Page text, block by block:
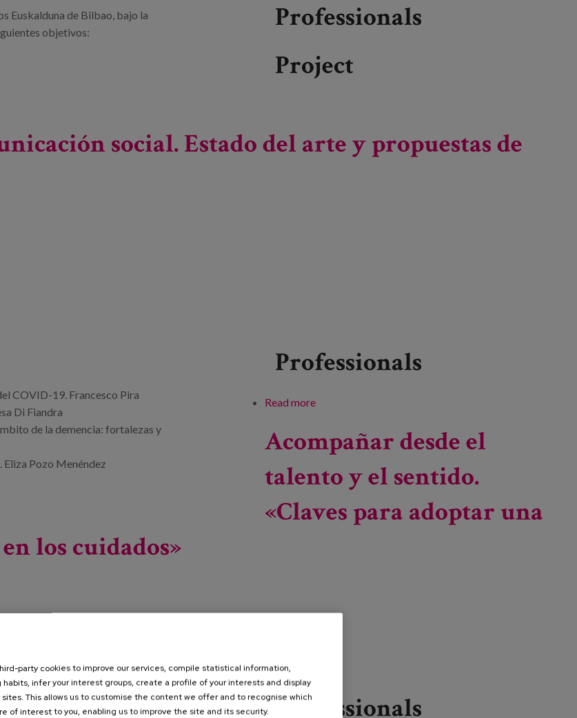
Euskalduna de Bilbao, bajo la
objetivos:
Professionals
Project
social. Estado del arte y propuestas de
COVID-19. Francesco Pira
Di Fiandra
de la demencia: fortalezas y
Eliza Pozo Menéndez
Professionals
Read more
Acompañar desde el
talento y el sentido.
«Claves para adoptar una
los cuidados»
KA2 en el que se ha desarrollado un kit de
Professionals
party cookies to improve our services, compile statistical information,
habits, infer your interest groups, create a profile of your interests and display
This allows us to customise the content we offer and to recognise which
of interest to you, enabling us to improve the site and its security.